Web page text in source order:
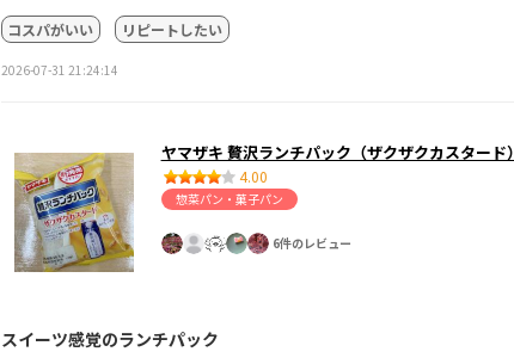
コスパがいい リピートしたい
2026-07-31 21:24:14
ヤマザキ 贅沢ランチパック（ザクザクカスタード）
4.00
惣菜パン・菓子パン
6件のレビュー
スイーツ感覚のランチパック